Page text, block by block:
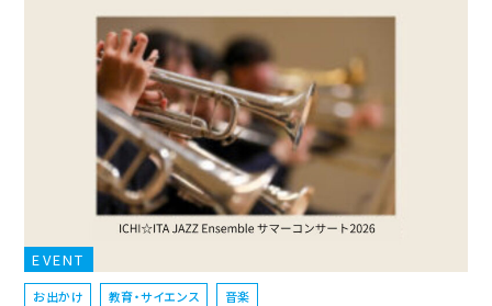
EVENT
お出かけ 教育・サイエンス 音楽